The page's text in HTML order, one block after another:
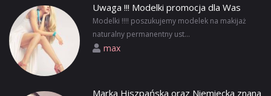
Uwaga !!! Modelki promocja dla Was
Modelki !!!! poszukujemy modelek na makijaż
naturalny permanentny ust...
max
Marka Hiszpańska oraz Niemiecka znana